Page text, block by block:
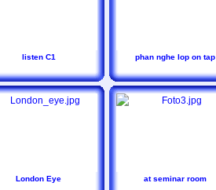
listen C1 phan nghe lop on tap
London Eye at seminar room